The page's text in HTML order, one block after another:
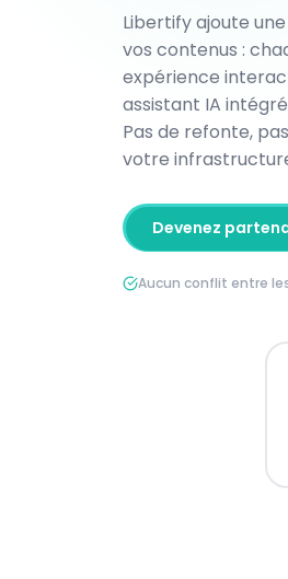
Libertify ajoute
vos contenus :
expérience
assistant IA
Pas de refonte,
votre
Devenez
Aucun conflit entre